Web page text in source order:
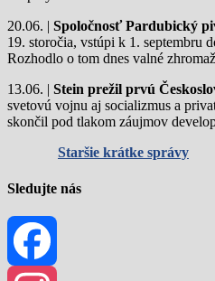
20.06. | Spoločnosť Pardubický
19. storočia, vstúpi k 1. septembru
Rozhodlo o tom dnes valné
13.06. | Stein prežil prvú
svetovú vojnu aj socializmus a
skončil pod tlakom záujmov
Staršie krátke správy
Sledujte nás